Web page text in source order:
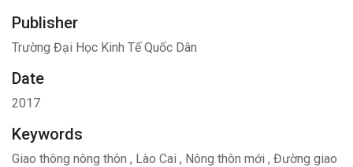
Publisher
Trường Đại Học Kinh Tế Quốc Dân
Date
2017
Keywords
Giao thông nông thôn , Lào Cai , Nông thôn mới , Đường giao